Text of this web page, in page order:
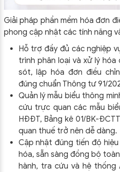
Giải pháp phần mềm hóa đơn
phong cập nhật các tính năng
Hỗ trợ đầy đủ các nghiệp
trình phân loại và xử lý
sót, lập hóa đơn điều
đúng chuẩn Thông tư 91/
Quản lý mẫu biểu thông
cứu trực quan các mẫu
HĐĐT, Bảng kê 01/BK-
quan thuế trở nên dễ dàng.
Cập nhật đúng tiến độ
hóa, sẵn sàng đồng bộ
hành, tra cứu và hệ thống